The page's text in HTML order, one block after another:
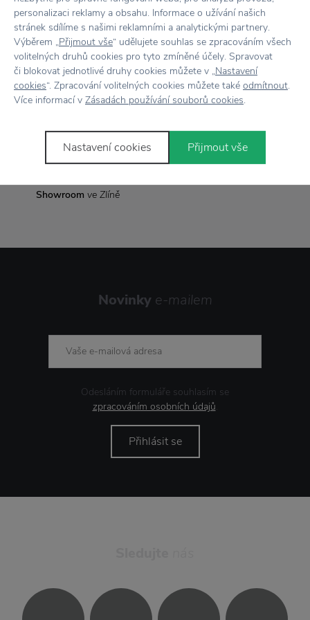
Vše skladem,odesíláme ihned
do 30 dnů
7500+ produktůna výběr
Showroom ve Zlíně
Rozměr
Novinky e-mailem
Odesláním formuláře souhlasím se
zpracováním osobních údajů.
Přihlásit se
personalizaci reklamy a obsahu. Informace o užívání našich
stránek sdílíme s našimi reklamními a analytickými partnery.
Výběrem „Přijmout vše“ udělujete souhlas se zpracováním všech
volitelných druhů cookies pro tyto zmíněné účely. Spravovat
či blokovat jednotlivé druhy cookies můžete v „Nastavení
cookies“. Zpracování volitelných cookies můžete také odmítnout.
Více informací v Zásadách používání souborů cookies.
Nastavení cookies Přijmout vše